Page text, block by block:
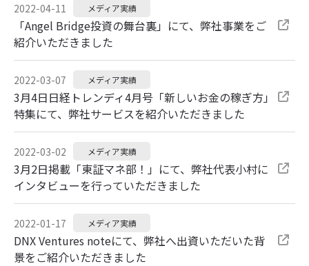
2022-04-11 メディア実績
「Angel Bridge投資の舞台裏」にて、弊社事業をご
紹介いただきました
2022-03-07 メディア実績
3月4日日経トレンディ4月号「新しいお金の稼ぎ方」
特集にて、弊社サービスを紹介いただきました
2022-03-02 メディア実績
3月2日掲載「東証マネ部！」にて、弊社代表小村に
インタビューを行っていただきました
2022-01-17 メディア実績
DNX Ventures noteにて、弊社へ出資いただいた背
景をご紹介いただきました